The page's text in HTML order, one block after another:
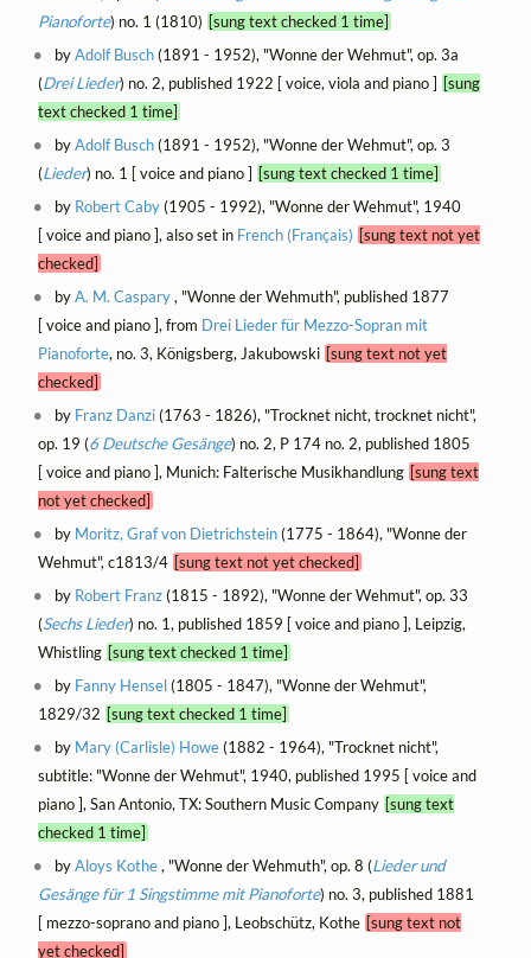
Pianoforte) no. 1 (1810) [sung text checked 1 time]
byAdolf Busch(1891 - 1952), "Wonne der Wehmut", op. 3a
(Drei Lieder) no. 2, published 1922 [ voice, viola and piano ] [sung
text checked 1 time]
byAdolf Busch(1891 - 1952), "Wonne der Wehmut", op. 3
(Lieder) no. 1 [ voice and piano ] [sung text checked 1 time]
by Robert Caby(1905 - 1992), "Wonne der Wehmut", 1940
[ voice and piano ], also set in French (Français) [sung text not yet
checked]
byA. M. Caspary, "Wonne der Wehmuth", published 1877
[ voice and piano ], from Drei Lieder für Mezzo-Sopran mit
Pianoforte, no. 3, Königsberg, Jakubowski [sung text not yet
checked]
by Franz Danzi(1763 - 1826), "Trocknet nicht, trocknet nicht",
op. 19 (6 Deutsche Gesänge) no. 2, P 174 no. 2, published 1805
[ voice and piano ], Munich: Falterische Musikhandlung [sung text
not yet checked]
by Moritz, Graf von Dietrichstein(1775 - 1864), "Wonne der
Wehmut", c1813/4 [sung text not yet checked]
by Robert Franz(1815 - 1892), "Wonne der Wehmut", op. 33
(Sechs Lieder) no. 1, published 1859 [ voice and piano ], Leipzig,
Whistling [sung text checked 1 time]
by Fanny Hensel(1805 - 1847), "Wonne der Wehmut",
1829/32 [sung text checked 1 time]
by Mary (Carlisle) Howe(1882 - 1964), "Trocknet nicht",
subtitle: "Wonne der Wehmut", 1940, published 1995 [ voice and
piano ], San Antonio, TX: Southern Music Company [sung text
checked 1 time]
byAloys Kothe, "Wonne der Wehmuth", op. 8 (Lieder und
Gesänge für 1 Singstimme mit Pianoforte) no. 3, published 1881
[ mezzo-soprano and piano ], Leobschütz, Kothe [sung text not
yet checked]